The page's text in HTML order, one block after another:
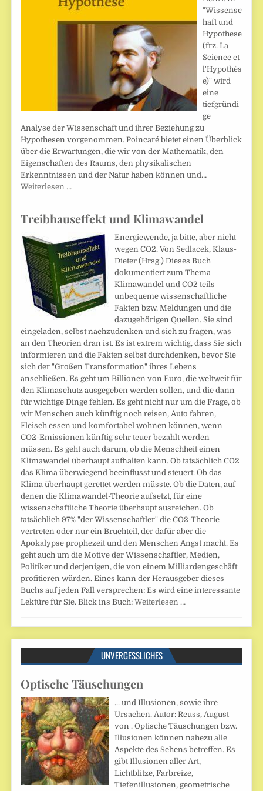
"Wissensc
haft und
Hypothese
(frz. La
Science et
l'Hypothès
e)" wird
eine
tiefgründi
ge
Analyse der Wissenschaft und ihrer Beziehung zu
Hypothesen vorgenommen. Poincaré bietet einen Überblick
über die Erwartungen, die wir von der Mathematik, den
Eigenschaften des Raums, den physikalischen
Erkenntnissen und der Natur haben können und…
Weiterlesen …
Treibhauseffekt und Klimawandel
Energiewende, ja bitte, aber nicht
wegen CO2. Von Sedlacek, Klaus-
Dieter (Hrsg.) Dieses Buch
dokumentiert zum Thema
Klimawandel und CO2 teils
unbequeme wissenschaftliche
Fakten bzw. Meldungen und die
dazugehörigen Quellen. Sie sind
eingeladen, selbst nachzudenken und sich zu fragen, was
an den Theorien dran ist. Es ist extrem wichtig, dass Sie sich
informieren und die Fakten selbst durchdenken, bevor Sie
sich der "Großen Transformation" ihres Lebens
anschließen. Es geht um Billionen von Euro, die weltweit für
den Klimaschutz ausgegeben werden sollen, und die dann
für wichtige Dinge fehlen. Es geht nicht nur um die Frage, ob
wir Menschen auch künftig noch reisen, Auto fahren,
Fleisch essen und komfortabel wohnen können, wenn
CO2-Emissionen künftig sehr teuer bezahlt werden
müssen. Es geht auch darum, ob die Menschheit einen
Klimawandel überhaupt aufhalten kann. Ob tatsächlich CO2
das Klima überwiegend beeinflusst und steuert. Ob das
Klima überhaupt gerettet werden müsste. Ob die Daten, auf
denen die Klimawandel-Theorie aufsetzt, für eine
wissenschaftliche Theorie überhaupt ausreichen. Ob
tatsächlich 97% "der Wissenschaftler" die CO2-Theorie
vertreten oder nur ein Bruchteil, der dafür aber die
Apokalypse prophezeit und den Menschen Angst macht. Es
geht auch um die Motive der Wissenschaftler, Medien,
Politiker und derjenigen, die von einem Milliardengeschäft
profitieren würden. Eines kann der Herausgeber dieses
Buchs auf jeden Fall versprechen: Es wird eine interessante
Lektüre für Sie. Blick ins Buch:Weiterlesen …
UNVERGESSLICHES
Optische Täuschungen
... und Illusionen, sowie ihre
Ursachen. Autor: Reuss, August
von . Optische Täuschungen bzw.
Illusionen können nahezu alle
Aspekte des Sehens betreffen. Es
gibt Illusionen aller Art,
Lichtblitze, Farbreize,
Tiefenillusionen, geometrische